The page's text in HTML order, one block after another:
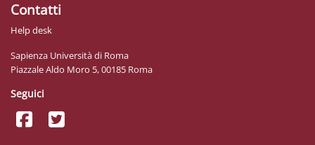
Contatti
Help desk
Sapienza Università di Roma
Piazzale Aldo Moro 5, 00185 Roma
Seguici